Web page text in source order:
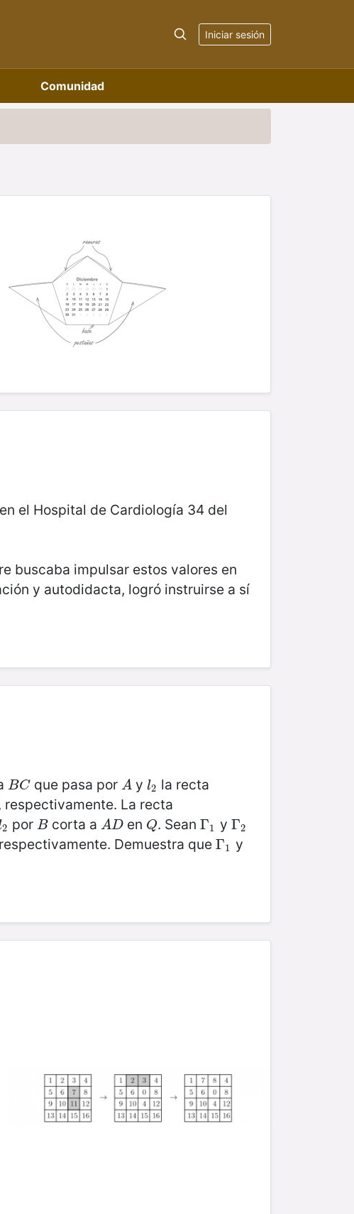
Iniciar sesión
Comunidad
el Hospital de Cardiología 34 del
buscaba impulsar estos valores en
y autodidacta, logró instruirse a sí
BC
BC que pasa por A
A yl2
l2 la recta
respectivamente. La recta
2
2 por B
Bcorta a A D
AD en Q
Q. SeanΓ1
Γ1 y Γ2
Γ2
Demuestra queΓ1
Γ1 y